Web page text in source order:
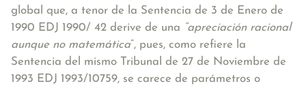
global que, a tenor de la Sentencia de 3 de Enero de
1990 EDJ 1990/ 42 derive de una “apreciación racional
aunque no matemática”, pues, como refiere la
Sentencia del mismo Tribunal de 27 de Noviembre de
1993 EDJ 1993/10759, se carece de parámetros o